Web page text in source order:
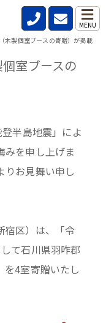
MENU
木製個室ブースの寄贈）が掲載
室ブースの
半島地震」によ
みを申し上げま
りお見舞い申し
宿区）は、「令
て石川県羽咋郡
を4室寄贈いたし